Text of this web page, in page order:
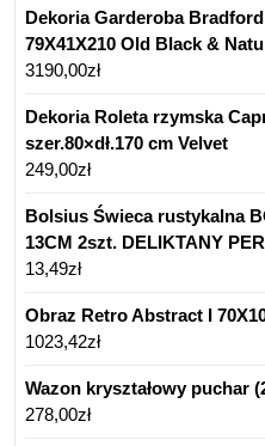
Dekoria Garderoba
79X41X210 Old Black &
3190,00zł
Dekoria Roleta rzymska
szer.80×dł.170 cm Velvet
249,00zł
Bolsius Świeca rustykalna
13CM 2szt. DELIKTANY
13,49zł
Obraz Retro Abstract I
1023,42zł
Wazon kryształowy puchar
278,00zł